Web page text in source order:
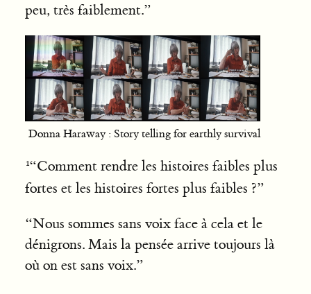
peu, très faiblement.”
Donna Haraway : Story telling for earthly survival
“Comment rendre les histoires faibles plus
fortes et les histoires fortes plus faibles ?”
“Nous sommes sans voix face à cela et le
dénigrons. Mais la pensée arrive toujours là
où on est sans voix.”